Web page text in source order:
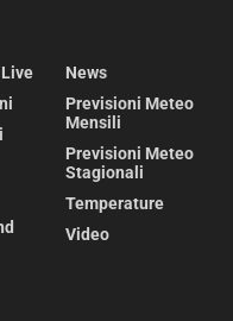
News
Previsioni Meteo
Mensili
Previsioni Meteo
Stagionali
Temperature
Video